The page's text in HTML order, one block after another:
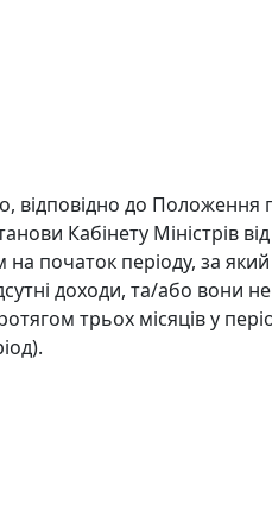
відповідно до
Кабінету Міністрів
на початок періоду, за
доходи, та/або вони
трьох місяців у